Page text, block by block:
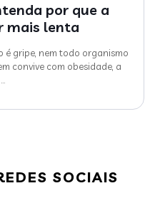
por que a
mais lenta
é gripe, nem todo organismo
convive com obesidade, a
SOCIAIS